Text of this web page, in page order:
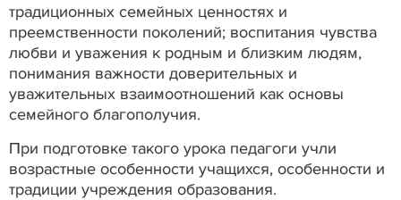
традиционных семейных ценностях и
преемственности поколений; воспитания чувства
любви и уважения к родным и близким людям,
понимания важности доверительных и
уважительных взаимоотношений как основы
семейного благополучия.
При подготовке такого урока педагоги учли
возрастные особенности учащихся, особенности и
традиции учреждения образования.